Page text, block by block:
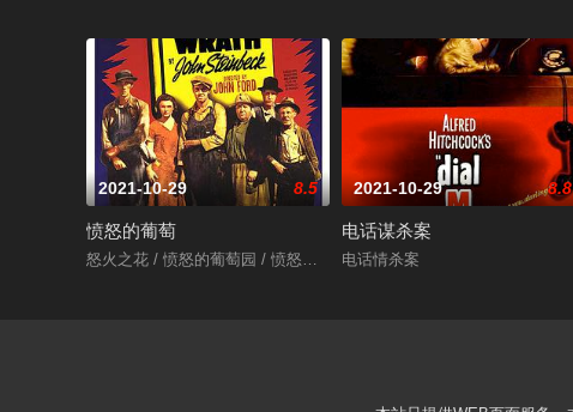
2021-10-29 8.5
愤怒的葡萄
怒火之花 / 愤怒的葡萄园 / 愤怒的葡萄
2021-10-29 8.8
电话谋杀案
电话情杀案